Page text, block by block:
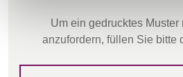
Um ein gedrucktes Muster
anzufordern, füllen Sie bitte